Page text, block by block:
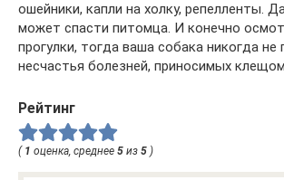
ошейники, капли на холку, репелленты.
может спасти питомца. И конечно
прогулки, тогда ваша собака никогда не
несчастья болезней, приносимых
Рейтинг
( 1 оценка, среднее 5 из 5 )